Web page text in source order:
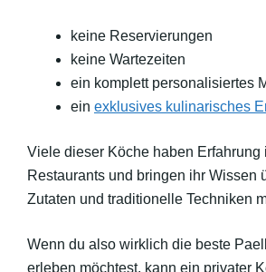
keine Reservierungen
keine Wartezeiten
ein komplett personalisiertes
ein exklusives kulinarisches
Viele dieser Köche haben Erfahrung
Restaurants und bringen ihr Wissen
Zutaten und traditionelle Techniken
Wenn du also wirklich die beste
erleben möchtest, kann ein privater